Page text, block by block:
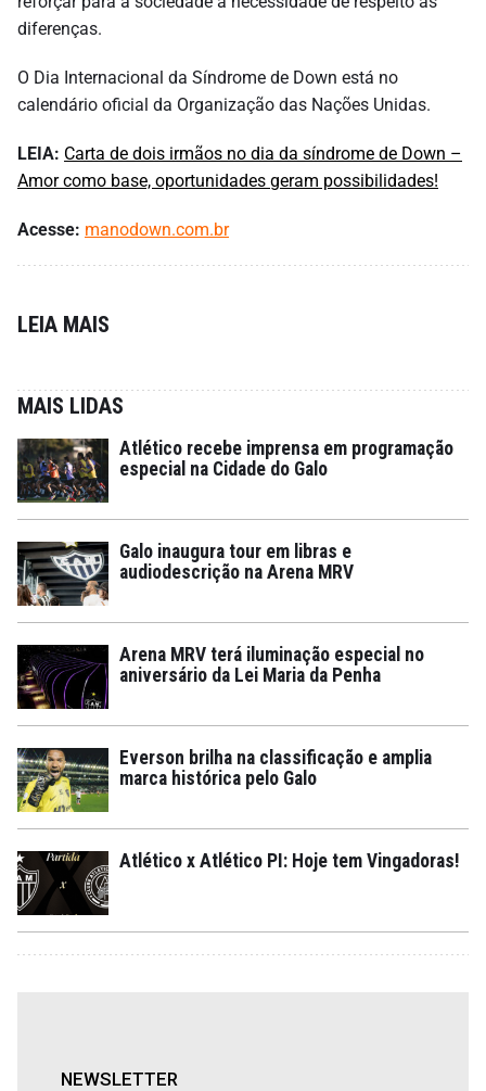
diferenças.
O Dia Internacional da Síndrome de Down está no
calendário oficial da Organização das Nações Unidas.
LEIA: Carta de dois irmãos no dia da síndrome de Down –
Amor como base, oportunidades geram possibilidades!
Acesse: manodown.com.br
LEIA MAIS
MAIS LIDAS
Atlético recebe imprensa em programação
especial na Cidade do Galo
Galo inaugura tour em libras e
audiodescrição na Arena MRV
Arena MRV terá iluminação especial no
aniversário da Lei Maria da Penha
Everson brilha na classificação e amplia
marca histórica pelo Galo
Atlético x Atlético PI: Hoje tem Vingadoras!
NEWSLETTER